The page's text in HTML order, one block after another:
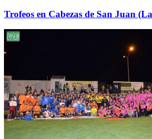
Trofeos en Cabezas de San Juan